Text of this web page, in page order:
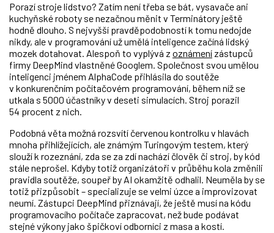
Porazí stroje lidstvo? Zatím není třeba se bát, vysavače ani
kuchyňské roboty se nezačnou měnit v Terminátory ještě
hodně dlouho. S nejvyšší pravděpodobností k tomu nedojde
nikdy, ale v programování už umělá inteligence začíná lidský
mozek dotahovat. Alespoň to vyplývá z oznámení zástupců
firmy DeepMind vlastněné Googlem. Společnost svou umělou
inteligenci jménem AlphaCode přihlásila do soutěže
v konkurenčním počítačovém programování, během níž se
utkala s 5000 účastníky v deseti simulacích. Stroj porazil
54 procent z nich.
Podobná věta možná rozsvítí červenou kontrolku v hlavách
mnoha přihlížejících, ale známým Turingovým testem, který
slouží k rozeznání, zda se za zdí nachází člověk či stroj, by kód
stále neprošel. Kdyby totiž organizátoři v průběhu kola změnili
pravidla soutěže, soupeř by AI okamžitě odhalil. Neuměla by se
totiž přizpůsobit – specializuje se velmi úzce a improvizovat
neumí. Zástupci DeepMind přiznávají, že ještě musí na kódu
programovacího počítače zapracovat, než bude podávat
stejné výkony jako špičkoví odborníci z masa a kostí.